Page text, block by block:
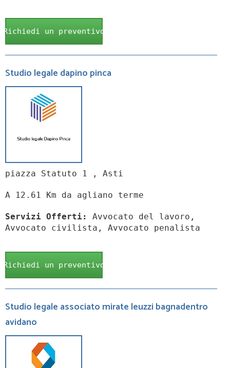
Richiedi un preventivo
Studio legale dapino pinca
piazza Statuto 1 , Asti
A 12.61 Km da agliano terme
Servizi Offerti:
Avvocato del lavoro,
Avvocato civilista, Avvocato penalista
Richiedi un preventivo
Studio legale associato mirate leuzzi bagnadentro
avidano